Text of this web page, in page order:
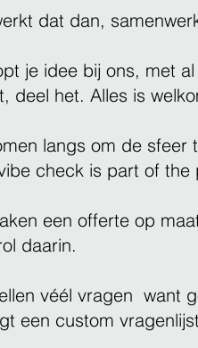
dat dan,
je idee bij ons, met
deel het. Alles is
langs om de sfeer
check is part of the
een offerte op
daarin.
véél vragen want
een custom